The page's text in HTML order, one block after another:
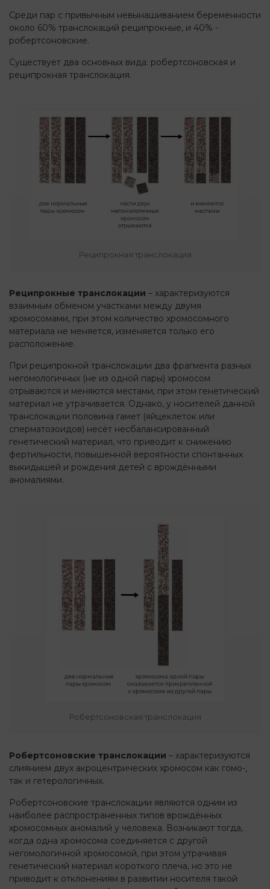
Среди пар с привычным невынашиванием беременности
около 60% транслокаций реципрокные, и 40% -
робертсоновские.
Существует два основных вида: робертсоновская и
реципрокная транслокация.
Реципрокная транслокация
Реципрокные транслокации – характеризуются
взаимным обменом участками между двумя
хромосомами, при этом количество хромосомного
материала не меняется, изменяется только его
расположение.
При реципрокной транслокации два фрагмента разных
негомологичных (не из одной пары) хромосом
отрываются и меняются местами, при этом генетический
материал не утрачивается. Однако, у носителей данной
транслокации половина гамет (яйцеклеток или
сперматозоидов) несёт несбалансированный
генетический материал, что приводит к снижению
фертильности, повышенной вероятности спонтанных
выкидышей и рождения детей с врождёнными
аномалиями.
Робертсоновская транслокация
Робертсоновские транслокации – характеризуются
слиянием двух акроцентрических хромосом как гомо-,
так и гетерологичных.
Робертсоновские транслокации являются одним из
наиболее распространенных типов врождённых
хромосомных аномалий у человека. Возникают тогда,
когда одна хромосома соединяется с другой
негомологичной хромосомой, при этом утрачивая
генетический материал короткого плеча, но это не
приводит к отклонениям в развитии носителя такой